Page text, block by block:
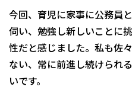
今回、育児に家事に公務員
伺い、勉強し新しいことに
性だと感じました。私も佐
ない、常に前進し続けられ
いです。